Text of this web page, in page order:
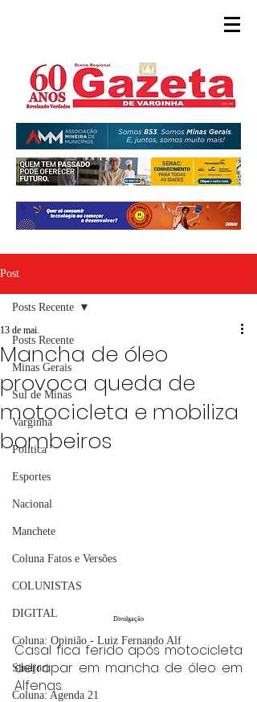
Post
Posts Recente
Minas Gerais
Sul de Minas
Varginha
Política
Esportes
Nacional
Manchete
Coluna Fatos e Versões
COLUNISTAS
DIGITAL
Coluna: Opinião - Luiz Fernando Alf
Sindjori
Coluna: Agenda 21
Posts Recente
Mancha de óleo
provoca queda de
motocicleta e mobiliza
bombeiros
13 de mai.
Divulgação
Casal fica ferido após motocicleta
derrapar em mancha de óleo em
Alfenas.